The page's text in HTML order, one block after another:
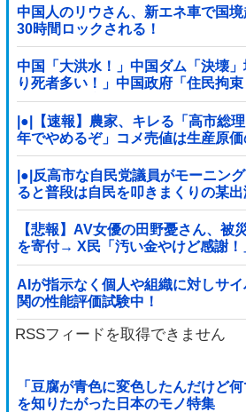
中国人のリウさん、新エネ車で国
30時間ロックされる！
中国「大洪水！」中国ダム「決壊
り死者多い！」中国政府「住民拘
当局「救助隊動画も削除」台風13
→
|●|【速報】農家、キレる「高市総
年でやめるぞ」コメ売値は生産原
や燃料代は高騰
|●|反高市な自民党議員がモーニン
ると普段は自民を叩きまくりの某
【悲報】AV女優の田野憂さん、被
を寄付→ X民「汚い金やけど感謝
み大炎上 ………
AIが指示なく個人や組織に対しサ
関の性能評価試験中！
RSSフィードを取得できません
「豆腐が青色に変色したんだけど
を知りたがった日本のモノ特集